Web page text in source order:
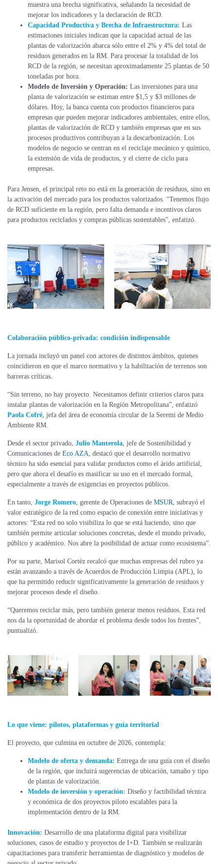
muestra una brecha significativa, señalando la necesidad de
mejorar los indicadores y la declaración de RCD.
Capacidad Productiva y Brecha de Infraestructura: Las
estimaciones iniciales indican que la capacidad actual de las
plantas de valorización abarca sólo entre el 2% y 4% del total de
residuos generados en la RM. Para procesar la totalidad de los
RCD de la región, se necesitan aproximadamente 25 plantas de 50
toneladas por hora.
Modelo de Inversión y Operación: Las inversiones para una
planta de valorización se estiman entre $1,5 y $3 millones de
dólares. Hoy, la banca cuenta con productos financieros para
empresas que pueden mejorar indicadores ambientales, entre ellos,
plantas de valorización de RCD y también empresas que en sus
procesos productivos contribuyan a la descarbonización. Los
modelos de negocio se centran en el reciclaje mecánico y químico,
la extensión de vida de productos, y el cierre de ciclo para
empresas.
Para Jensen, el principal reto no está en la generación de residuos, sino en
la activación del mercado para los productos valorizados. “Tenemos flujo
de RCD suficiente en la región, pero falta demanda e incentivos claros
para productos reciclados y compras públicas sustentables”, enfatizó.
Colaboración público-privada: condición indispensable
La jornada incluyó un panel con actores de distintos ámbitos, quienes
coincidieron en que el marco normativo y la habilitación de terrenos son
barreras críticas.
“Sin terreno, no hay proyecto. Necesitamos definir criterios claros para
instalar plantas de valorización en la Región Metropolitana”, enfatizó
Paola Cofré , jefa del área de economía circular de la Seremi de Medio
Ambiente RM.
Desde el sector privado, Julio Manterola , jefe de Sostenibilidad y
Comunicaciones de Eco AZA , destacó que el desarrollo normativo
técnico ha sido esencial para validar productos como el árido artificial,
pero que ahora el desafío es masificar su uso en el mercado formal,
especialmente a través de exigencias en proyectos públicos.
En tanto, Jorge Romero , gerente de Operaciones de MSUR , subrayó el
valor estratégico de la red como espacio de conexión entre iniciativas y
actores: “Esta red no solo visibiliza lo que se está haciendo, sino que
también permite articular soluciones concretas, desde el mundo privado,
público y académico. Nos abre la posibilidad de actuar como ecosistema”.
Por su parte, Marisol Cortéz recalcó que muchas empresas del rubro ya
están avanzando a través de Acuerdos de Producción Limpia (APL), lo
que ha permitido reducir significativamente la generación de residuos y
mejorar procesos desde el diseño.
“Queremos reciclar más, pero también generar menos residuos. Esta red
nos da la oportunidad de abordar el problema desde todos los frentes”,
puntualizó.
Lo que viene: pilotos, plataformas y guía territorial
El proyecto, que culmina en octubre de 2026, contempla:
Modelo de oferta y demanda: Entrega de una guía con el diseño
de la región, que incluirá sugerencias de ubicación, tamaño y tipo
de plantas de valorización.
Modelo de inversión y operación: Diseño y factibilidad técnica
y económica de dos proyectos piloto escalables para la
implementación dentro de la RM.
Innovación: Desarrollo de una plataforma digital para visibilizar
soluciones, casos de estudio y proyectos de I+D. También se realizarán
capacitaciones para transferir herramientas de diagnóstico y modelos de